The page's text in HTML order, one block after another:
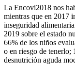
La Encovi2018 nos
mientras que en 2017
inseguridad
2019 sobre el estado
66% de los niños
o en riesgo de tenerlo;
desnutrición aguda